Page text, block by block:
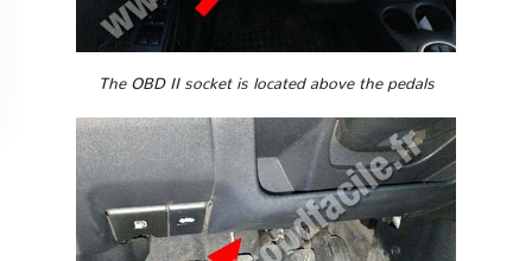
The OBD II socket is located above the pedals